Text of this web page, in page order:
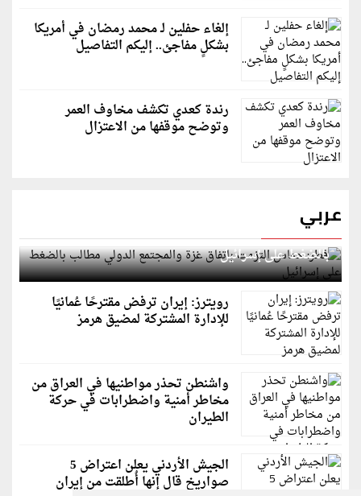
إلغاء حفلين لـ محمد رمضان في أمريكا
بشكلٍ مفاجئ.. إليكم التفاصيل
رندة كعدي تكشف مخاوف العمر
وتوضح موقفها من الاعتزال
عربي
قطر: حماس التزمت باتفاق غزة والمجتمع الدولي مطالب
بالضغط على إسرائيل
رويترز: إيران ترفض مقترحًا عُمانيًا
للإدارة المشتركة لمضيق هرمز
واشنطن تحذر مواطنيها في العراق من
مخاطر أمنية واضطرابات في حركة
الطيران
الجيش الأردني يعلن اعتراض 5
صواريخ قال إنها أُطلقت من إيران